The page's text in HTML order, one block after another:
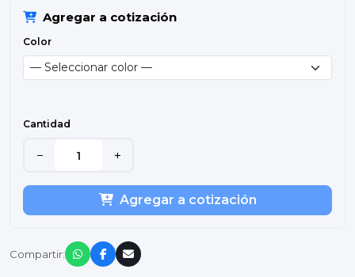
Agregar a cotización
Color
Cantidad
− +
Agregar a cotización
Compartir: